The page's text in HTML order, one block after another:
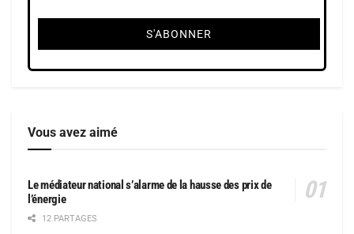
Vous avez aimé
Le médiateur national s’alarme de la hausse des prix de
l’énergie
12 PARTAGES